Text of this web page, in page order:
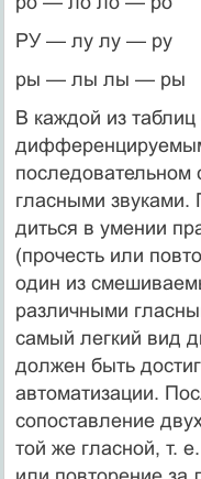
РУ — лу лу — ру
ры — лы лы — ры
В каждой из
последовательном
гласными звуками.
диться в умении
(прочесть или
один из
различными
самый легкий вид
должен быть
автоматизации.
сопоставление
той же гласной, т.